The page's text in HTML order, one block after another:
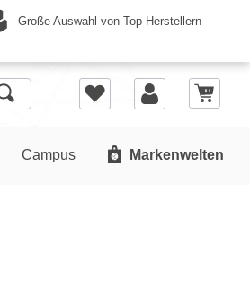
Große Auswahl von Top Herstellern
Campus Markenwelten